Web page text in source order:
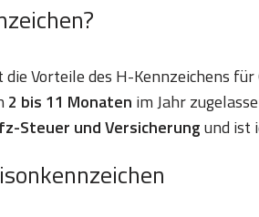
Vorteile des H-Kennzeichens
2 bis 11 Monaten im Jahr
Steuer und Versicherungund ist